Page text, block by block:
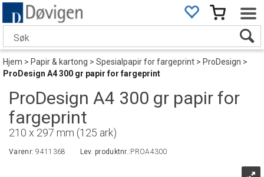
Hjem>Papir & kartong>Spesialpapir for fargeprint>ProDesign>
ProDesign A4 300 gr papir for fargeprint
ProDesign A4 300 gr papir for
fargeprint
210 x 297 mm (125 ark)
Varenr:9411368 Lev. produktnr.:PROA4300